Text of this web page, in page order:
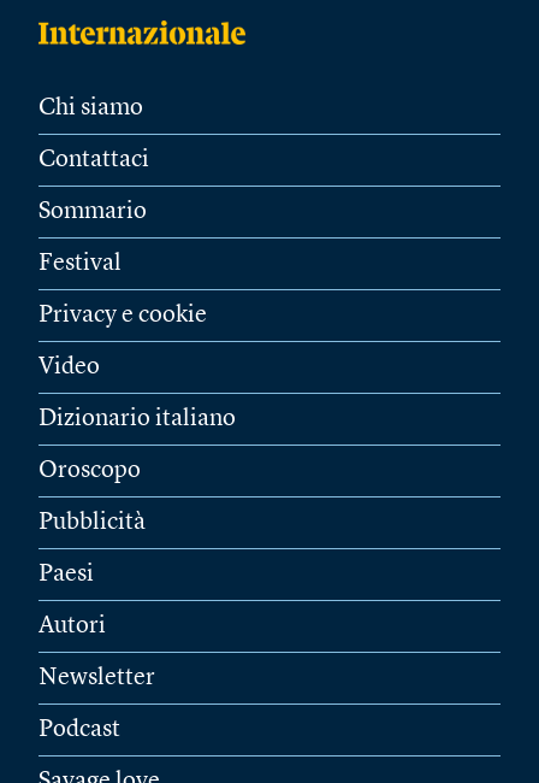
Chi siamo
Contattaci
Sommario
Festival
Privacy e cookie
Video
Dizionario italiano
Oroscopo
Pubblicità
Paesi
Autori
Newsletter
Podcast